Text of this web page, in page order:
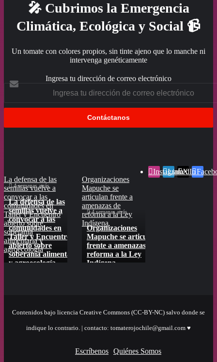
🎤 Cubrimos la Emergencia
Climática, Ecológica y Social 📹
Un tomate con colores propios, sin tinte ajeno que lo manche ni
intervenga genéticamente
Ingresa tu dirección de correo electrónico
X
LinkedIn
Instagram
La defensa de las
semillas vuelve a
convocar a las
comunidades en
Taller y Encuentro
abierto sobre
soberanía
alimentaria y
agroecología
4 semanas atrás
La defensa de las
semillas vuelve a
convocar a las
comunidades en
Taller y Encuentro
abierto sobre
soberanía alimentaria
y agroecología
Organizaciones
Mapuche se
articulan frente a
amenazas de
reforma a la Ley
Indígena
4 semanas atrás
Organizaciones
Mapuche se articulan
frente a amenazas de
reforma a la Ley
Indígena
Defensores de
Contenidos bajo licencia Creative Commons (CC-BY-NC) salvo donde se
indique lo contrario. | contacto: tomaterojochile@gmail.com ♥
Escríbenos Quiénes Somos